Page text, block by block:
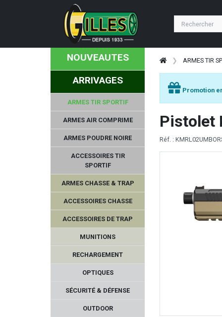
NOUVEAUTES
ARRIVAGES
ARMES TIR SPORTIF
ARMES AIR COMPRIME
ARMES POUDRE NOIRE
ACCESSOIRES TIR
SPORTIF
ARMES CHASSE & TRAP
ACCESSOIRES CHASSE
ACCESSOIRES DE TRAP
MUNITIONS
RECHARGEMENT
OPTIQUES
SÉCURITÉ & DÉFENSE
OUTDOOR
ARMES TIR
Promotion
Pistolet
Réf. :